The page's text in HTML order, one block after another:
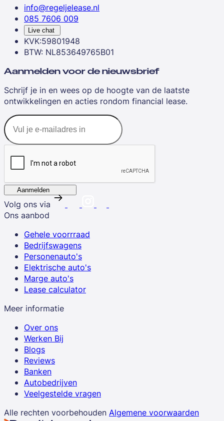
info@regeljelease.nl
085 7606 009
Live chat
KVK:59801948
BTW: NL853649765B01
Aanmelden voor de nieuwsbrief
Schrijf je in en wees op de hoogte van de laatste
ontwikkelingen en acties rondom financial lease.
Aanmelden
Volg ons via
Ons aanbod
Gehele voorrraad
Bedrijfswagens
Personenauto's
Elektrische auto's
Marge auto's
Lease calculator
Meer informatie
Over ons
Werken Bij
Blogs
Reviews
Banken
Autobedrijven
Veelgestelde vragen
Alle rechten voorbehouden Algemene voorwaarden